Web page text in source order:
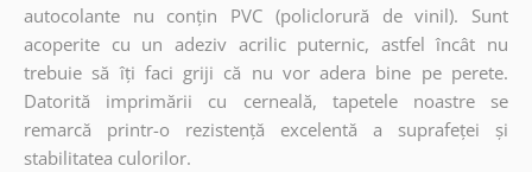
autocolante nu conțin PVC (policlorură de vinil). Sunt
acoperite cu un adeziv acrilic puternic, astfel încât nu
trebuie să îți faci griji că nu vor adera bine pe perete.
Datorită imprimării cu cerneală, tapetele noastre se
remarcă printr-o rezistență excelentă a suprafeței și
stabilitatea culorilor.